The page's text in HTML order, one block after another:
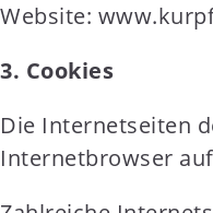
Website:
3. Cookies
Die Internetseiten
Internetbrowser